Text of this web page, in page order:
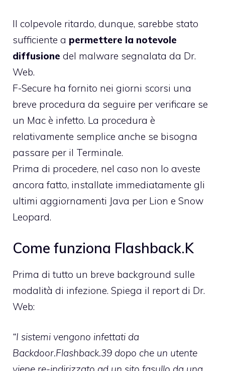
Il colpevole ritardo, dunque, sarebbe stato
sufficiente a permettere la notevole
diffusione del malware segnalata da Dr.
Web.
F-Secure ha fornito nei giorni scorsi una
breve procedura da seguire per verificare se
un Mac è infetto. La procedura è
relativamente semplice anche se bisogna
passare per il Terminale.
Prima di procedere, nel caso non lo aveste
ancora fatto, installate immediatamente gli
ultimi aggiornamenti Java per Lion e Snow
Leopard.
Come funziona Flashback.K
Prima di tutto un breve background sulle
modalità di infezione. Spiega il report di Dr.
Web:
“I sistemi vengono infettati da
Backdoor.Flashback.39 dopo che un utente